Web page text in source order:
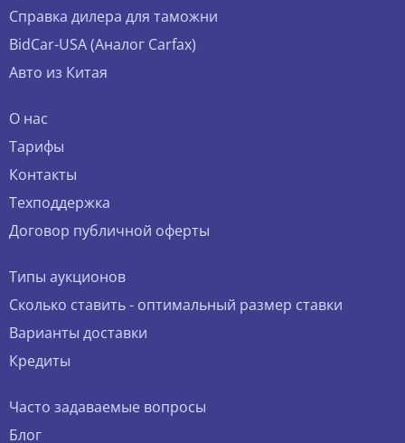
Справка дилера для таможни
BidCar-USA (Аналог Carfax)
Авто из Китая
О нас
Тарифы
Контакты
Техподдержка
Договор публичной оферты
Типы аукционов
Сколько ставить - оптимальный размер ставки
Варианты доставки
Кредиты
Часто задаваемые вопросы
Блог